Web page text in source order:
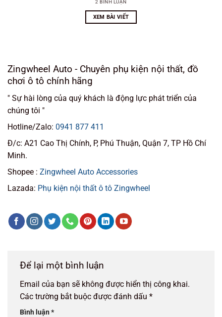
2 BÌNH LUẬN
XEM BÀI VIẾT
Zingwheel Auto - Chuyên phụ kiện nội thất, đồ
chơi ô tô chính hãng
" Sự hài lòng của quý khách là động lực phát triển của
chúng tôi "
Hotline/Zalo: 0941 877 411
Đ/c: A21 Cao Thị Chính, P, Phú Thuận, Quận 7, TP Hồ Chí
Minh.
Shopee : Zingwheel Auto Accessories
Lazada: Phụ kiện nội thất ô tô Zingwheel
Để lại một bình luận
Email của bạn sẽ không được hiển thị công khai.
Các trường bắt buộc được đánh dấu *
Bình luận*